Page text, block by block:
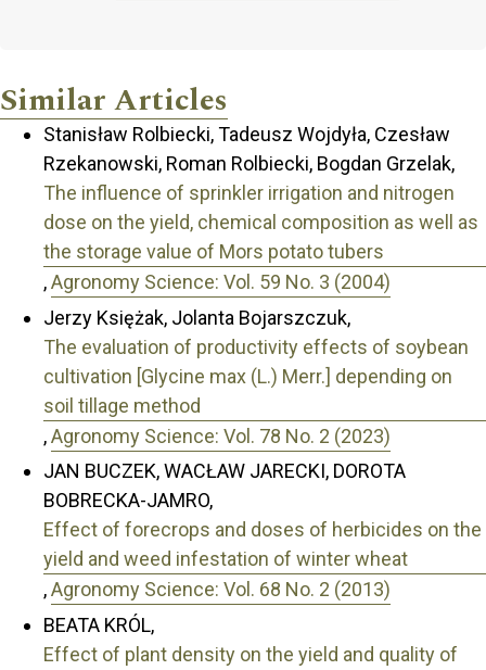
Similar Articles
Stanisław Rolbiecki, Tadeusz Wojdyła, Czesław
Rzekanowski, Roman Rolbiecki, Bogdan Grzelak,
The influence of sprinkler irrigation and nitrogen
dose on the yield, chemical composition as well as
the storage value of Mors potato tubers
,Agronomy Science: Vol. 59 No. 3 (2004)
Jerzy Księżak, Jolanta Bojarszczuk,
The evaluation of productivity effects of soybean
cultivation [Glycine max (L.) Merr.] depending on
soil tillage method
,Agronomy Science: Vol. 78 No. 2 (2023)
JAN BUCZEK, WACŁAW JARECKI, DOROTA
BOBRECKA-JAMRO,
Effect of forecrops and doses of herbicides on the
yield and weed infestation of winter wheat
,Agronomy Science: Vol. 68 No. 2 (2013)
BEATA KRÓL,
Effect of plant density on the yield and quality of